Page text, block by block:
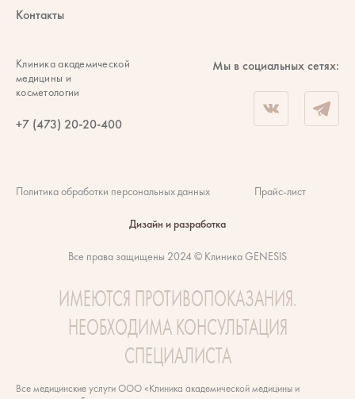
Клиника академической
медицины и
косметологии
+7 (473) 20-20-400
Контакты
Мы в социальных сетях:
Все права защищены 2024 © Клиника GENESIS
Политика обработки персональных данных Прайс-лист
Дизайн и разработка
ИМЕЮТСЯ ПРОТИВОПОКАЗАНИЯ.
НЕОБХОДИМА КОНСУЛЬТАЦИЯ
СПЕЦИАЛИСТА
Все медицинские услуги ООО «Клиника академической медицины и